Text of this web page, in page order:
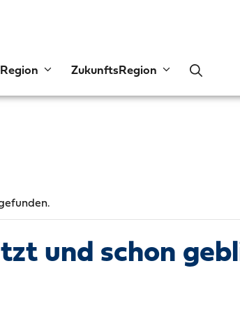
ZukunftsRegion
und schon